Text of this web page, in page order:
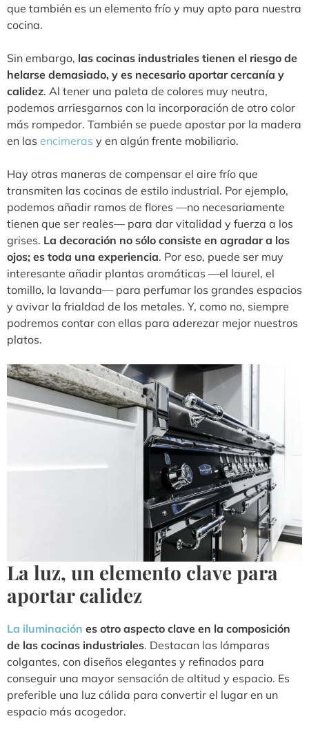
que también es un elemento frío y muy apto para nuestra
cocina.
Sin embargo, las cocinas industriales tienen el riesgo de
helarse demasiado, y es necesario aportar cercanía y
calidez. Al tener una paleta de colores muy neutra,
podemos arriesgarnos con la incorporación de otro color
más rompedor. También se puede apostar por la madera
en las encimeras y en algún frente mobiliario.
Hay otras maneras de compensar el aire frío que
transmiten las cocinas de estilo industrial. Por ejemplo,
podemos añadir ramos de flores —no necesariamente
tienen que ser reales— para dar vitalidad y fuerza a los
grises. La decoración no sólo consiste en agradar a los
ojos; es toda una experiencia. Por eso, puede ser muy
interesante añadir plantas aromáticas —el laurel, el
tomillo, la lavanda— para perfumar los grandes espacios
y avivar la frialdad de los metales. Y, como no, siempre
podremos contar con ellas para aderezar mejor nuestros
platos.
La luz, un elemento clave para
aportar calidez
La iluminación es otro aspecto clave en la composición
de las cocinas industriales. Destacan las lámparas
colgantes, con diseños elegantes y refinados para
conseguir una mayor sensación de altitud y espacio. Es
preferible una luz cálida para convertir el lugar en un
espacio más acogedor.